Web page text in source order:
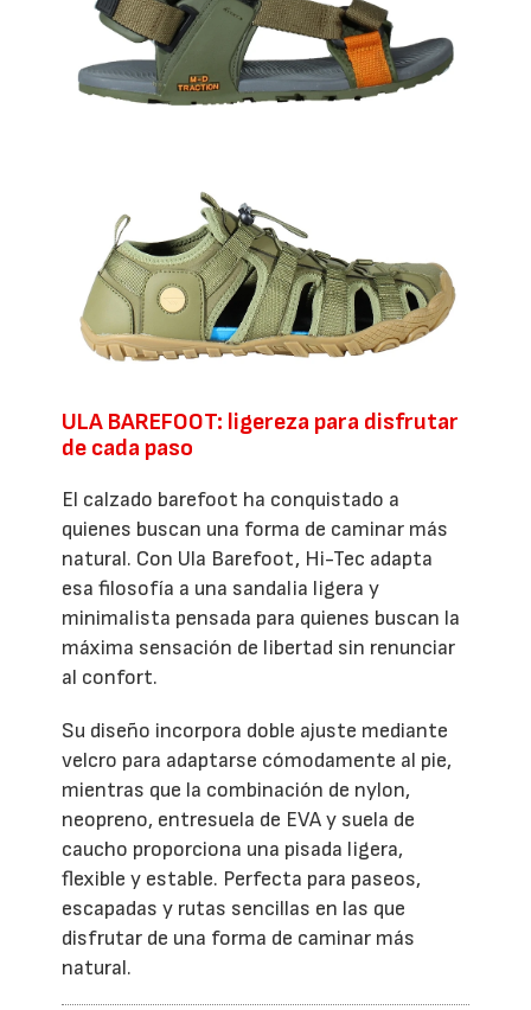
ULA BAREFOOT: ligereza para disfrutar
de cada paso
El calzado barefoot ha conquistado a
quienes buscan una forma de caminar más
natural. Con Ula Barefoot, Hi-Tec adapta
esa filosofía a una sandalia ligera y
minimalista pensada para quienes buscan la
máxima sensación de libertad sin renunciar
al confort.
Su diseño incorpora doble ajuste mediante
velcro para adaptarse cómodamente al pie,
mientras que la combinación de nylon,
neopreno, entresuela de EVA y suela de
caucho proporciona una pisada ligera,
flexible y estable. Perfecta para paseos,
escapadas y rutas sencillas en las que
disfrutar de una forma de caminar más
natural.